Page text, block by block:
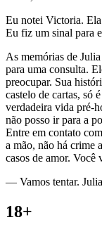
Eu notei Victoria.
Eu fiz um sinal para
As memórias de
para uma consulta.
preocupar. Sua
castelo de cartas, só
verdadeira vida pré-
não posso ir para a
Entre em contato
a mão, não há crime
casos de amor. Você
— Vamos tentar.
18+